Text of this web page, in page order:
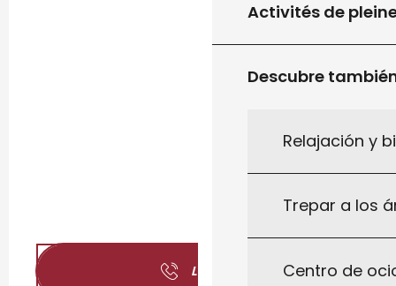
Activités de
Descubre
Relajación y
Trepar a los
Centro de
Llamar